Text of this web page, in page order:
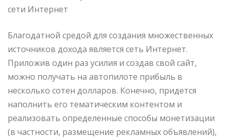
сети Интернет
Благодатной средой для создания множественных
источников дохода является сеть Интернет.
Приложив один раз усилия и создав свой сайт,
можно получать на автопилоте прибыль в
несколько сотен долларов. Конечно, придется
наполнить его тематическим контентом и
реализовать определенные способы монетизации
(в частности, размещение рекламных объявлений),